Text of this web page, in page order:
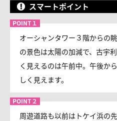
スマートポイント
オーシャンタワー３階からの
の景色は太陽の加減で、古宇
く見えるのは午前中。午後か
しく見えます。
周遊道路も以前はトケイ浜の